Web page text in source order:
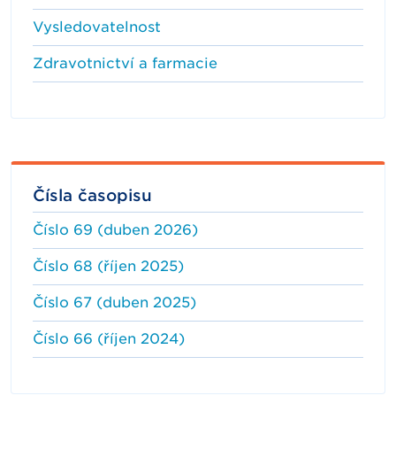
Vysledovatelnost
Zdravotnictví a farmacie
Čísla časopisu
Číslo 69 (duben 2026)
Číslo 68 (říjen 2025)
Číslo 67 (duben 2025)
Číslo 66 (říjen 2024)